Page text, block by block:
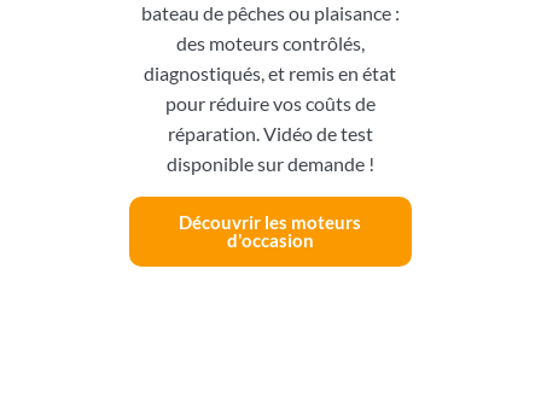
bateau de pêches ou plaisance :
des moteurs contrôlés,
diagnostiqués, et remis en état
pour réduire vos coûts de
réparation. Vidéo de test
disponible sur demande !
Découvrir les moteurs
d'occasion